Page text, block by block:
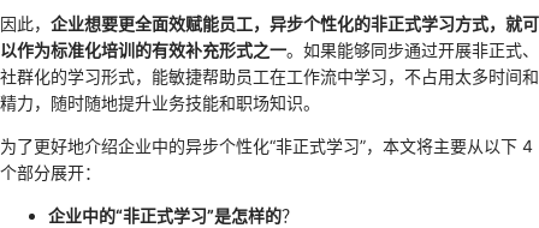
因此， 企业想要更全面效赋能员工，异步个性化的非正式学习方式，就可
以作为标准化培训的有效补充形式之一。如果能够同步通过开展非正式、
社群化的学习形式，能敏捷帮助员工在工作流中学习，不占用太多时间和
精力，随时随地提升业务技能和职场知识。
为了更好地介绍企业中的异步个性化“非正式学习”，本文将主要从以下 4
个部分展开：
企业中的“非正式学习”是怎样的？